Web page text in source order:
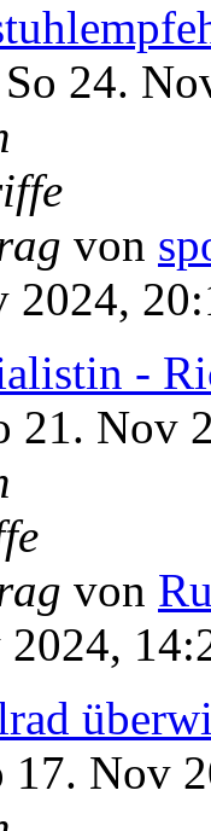
24.
von
2024,
-
21. Nov
von
17. Nov